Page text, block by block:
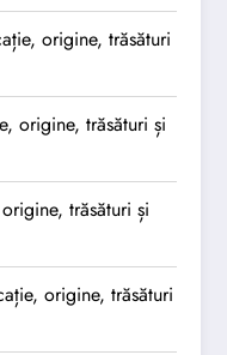
origine, trăsături
origine, trăsături și
trăsături și
origine, trăsături